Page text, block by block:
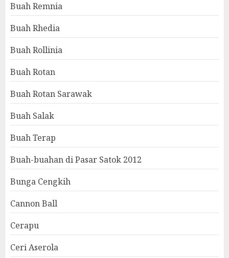
Buah Remnia
Buah Rhedia
Buah Rollinia
Buah Rotan
Buah Rotan Sarawak
Buah Salak
Buah Terap
Buah-buahan di Pasar Satok 2012
Bunga Cengkih
Cannon Ball
Cerapu
Ceri Aserola